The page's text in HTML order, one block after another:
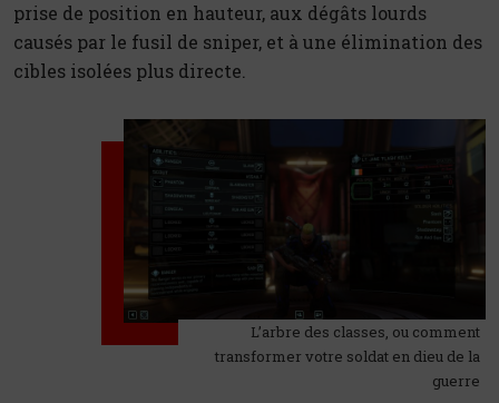
prise de position en hauteur, aux dégâts lourds
causés par le fusil de sniper, et à une élimination des
cibles isolées plus directe.
L’arbre des classes, ou comment
transformer votre soldat en dieu de la
guerre